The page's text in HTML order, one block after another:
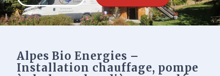
Alpes Bio Energies –
Installation chauffage, pompe